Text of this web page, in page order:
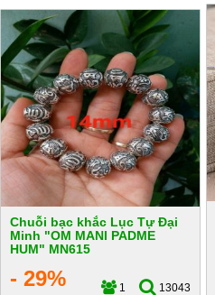
Chuỗi bạc khắc Lục Tự Đại
Minh "OM MANI PADME
HUM" MN615
- 29% 1
13043